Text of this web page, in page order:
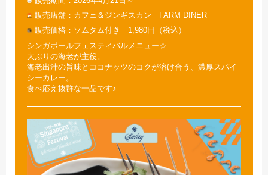
販売店舗
カフェ＆ジンギスカン FARM DINER
販売価格
ソムタム付き 1,980円（税込）
シンガポールフェスティバルメニュー☆
大ぶりの海老が主役。
海老出汁の旨味とココナッツのコクが溶け合う、濃厚スパイ
シーカレー。
食べ応え抜群な一品です♪